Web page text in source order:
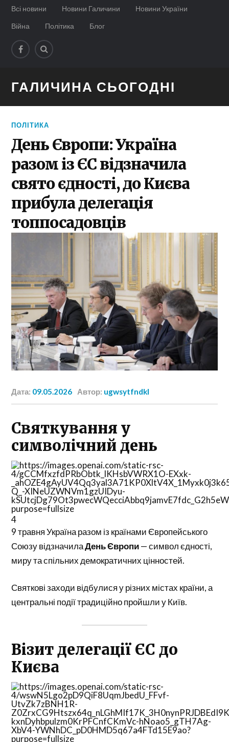
Всі новини Новини Галичини
Новини України
Війна
Політика Блог
ГАЛИЧИНА СЬОГОДНІ
ПОЛІТИКА
День Європи: Україна
разом із ЄС відзначила
свято єдності, до Києва
прибула делегація
топпосадовців
Дата: 09.05.2026 Автор: ugwsytfndkl
Святкування у
символічний день
4
9 травня Україна разом із країнами Європейського
Союзу відзначилаДень Європи— символ єдності,
миру та спільних демократичних цінностей.
Святкові заходи відбулися у різних містах країни, а
центральні події традиційно пройшли уКиїв.
Візит делегації ЄС до
Києва